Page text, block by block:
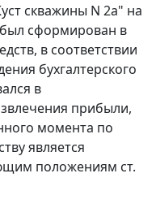
скважины N 2а" на
сформирован в
в соответствии
бухгалтерского
в
прибыли,
момента по
является
положениям ст.